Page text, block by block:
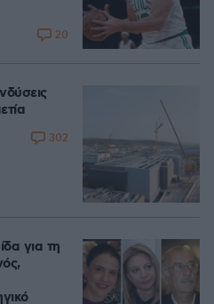
20
302
για τη